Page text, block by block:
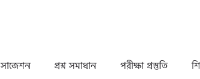
সাজেশন প্রশ্ন সমাধান পরীক্ষা প্রস্তুতি